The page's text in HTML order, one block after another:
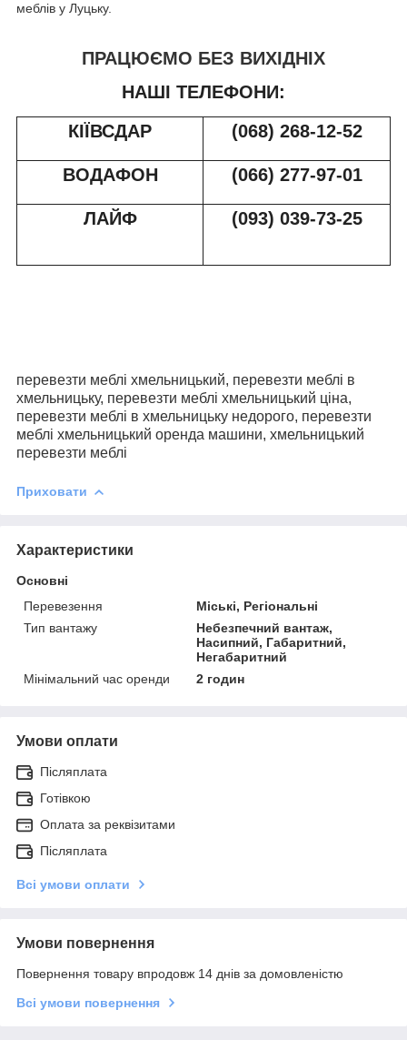
меблів у Луцьку.
ПРАЦЮЄМО БЕЗ ВИХІДНІХ
НАШІ ТЕЛЕФОНИ:
КІЇВСДАР
(068) 268-12-52
ВОДАФОН (066) 277-97-01
ЛАЙФ (093) 039-73-25
перевезти меблі хмельницький, перевезти меблі в
хмельницьку, перевезти меблі хмельницький ціна,
перевезти меблі в хмельницьку недорого, перевезти
меблі хмельницький оренда машини, хмельницький
перевезти меблі
Приховати
Характеристики
Основні
Перевезення
Міські, Регіональні
Тип вантажу
Небезпечний вантаж,
Насипний, Габаритний,
Негабаритний
Мінімальний час оренди
2 годин
Умови оплати
Післяплата
Готівкою
Оплата за реквізитами
Післяплата
Всі умови оплати
Умови повернення
Повернення товару впродовж 14 днів за домовленістю
Всі умови повернення